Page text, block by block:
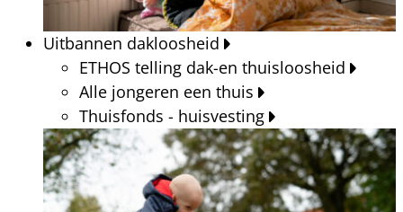
Uitbannen dakloosheid
ETHOS telling dak-en thuisloosheid
Alle jongeren een thuis
Thuisfonds - huisvesting